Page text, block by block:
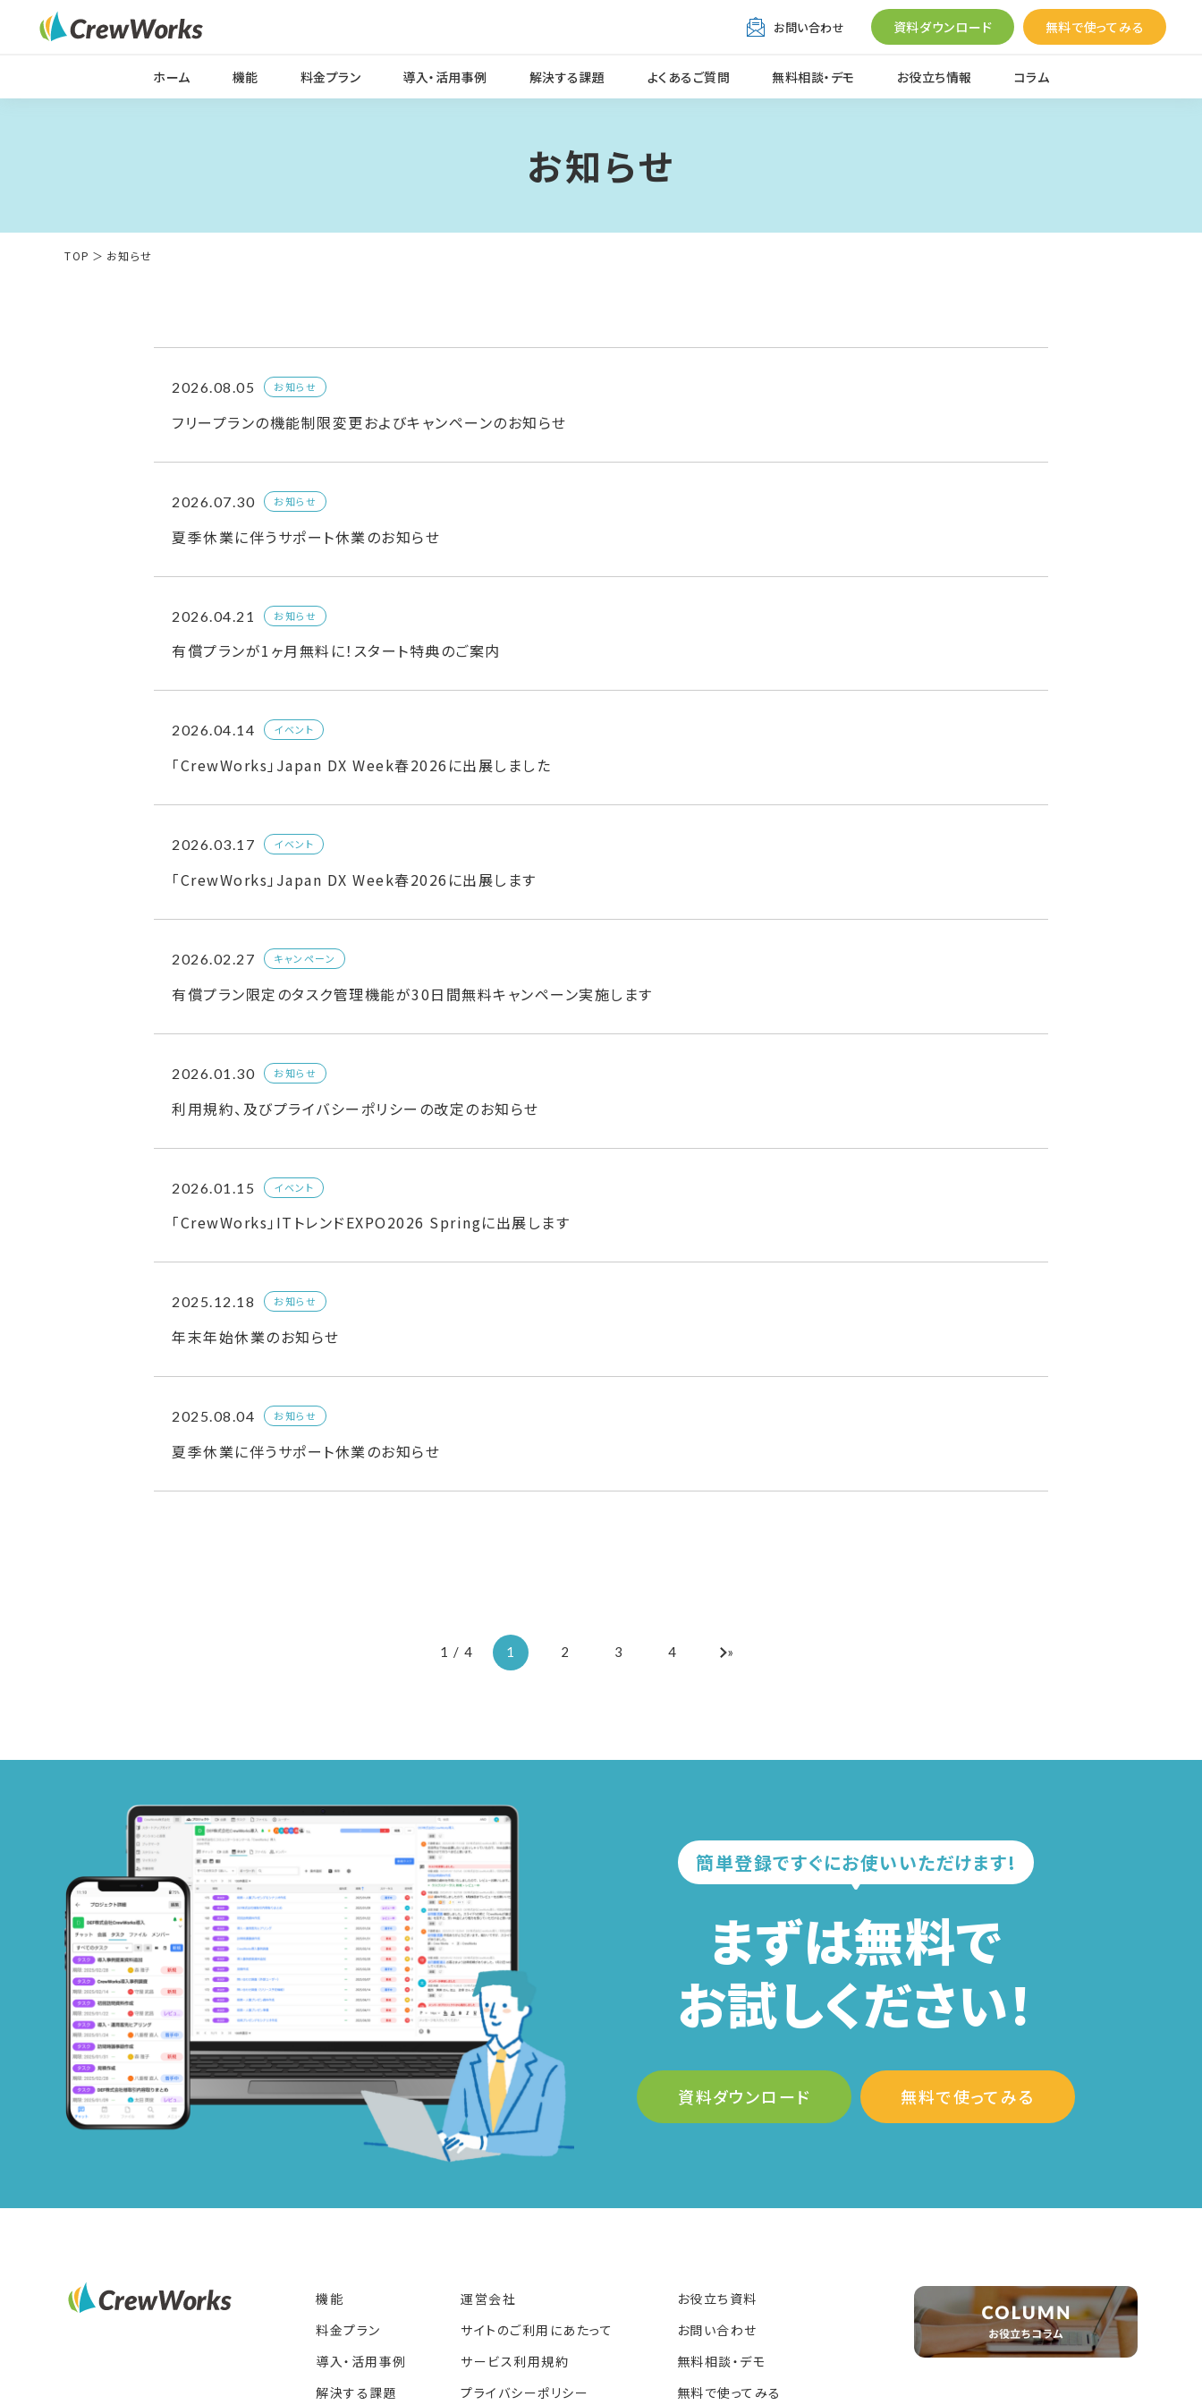
お問い合わせ 資料ダウンロード 無料で使ってみる
ホーム 機能 料金プラン 導入・活用事例 解決する課題 よくあるご質問 無料相談・デモ お役立ち情報 コラム
お知らせ
TOP お知らせ
2026.08.05 お知らせ
フリープランの機能制限変更およびキャンペーンのお知らせ
2026.07.30 お知らせ
夏季休業に伴うサポート休業のお知らせ
2026.04.21 お知らせ
有償プランが1ヶ月無料に！スタート特典のご案内
2026.04.14 イベント
「CrewWorks」Japan DX Week春2026に出展しました
2026.03.17 イベント
「CrewWorks」Japan DX Week春2026に出展します
2026.02.27 キャンペーン
有償プラン限定のタスク管理機能が30日間無料キャンペーン実施します
2026.01.30 お知らせ
利用規約、及びプライバシーポリシーの改定のお知らせ
2026.01.15 イベント
「CrewWorks」ITトレンドEXPO2026 Springに出展します
2025.12.18 お知らせ
年末年始休業のお知らせ
2025.08.04 お知らせ
夏季休業に伴うサポート休業のお知らせ
1 / 4 1 2 3 4 »
簡単登録ですぐにお使いいただけます!
まずは無料で
お試しください！
資料ダウンロード 無料で使ってみる
機能
料金プラン
導入・活用事例
解決する課題
運営会社
サイトのご利用にあたって
サービス利用規約
プライバシーポリシー
お役立ち資料
お問い合わせ
無料相談・デモ
無料で使ってみる